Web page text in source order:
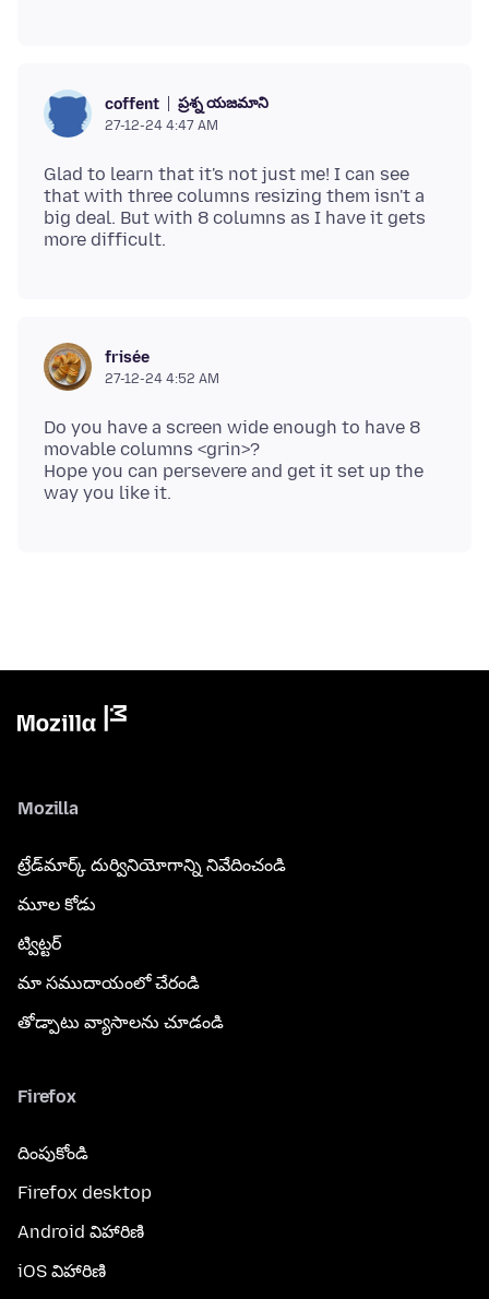
coffent ప్రశ్న యజమాని
27-12-24 4:47 AM
Glad to learn that it's not just me! I can see
that with three columns resizing them isn't a
big deal. But with 8 columns as I have it gets
frisée
27-12-24 4:52 AM
Do you have a screen wide enough to have 8
movable columns <grin>?
Hope you can persevere and get it set up the
Mozilla
ట్రేడ్‌మార్క్ దుర్వినియోగాన్ని నివేదించండి
మూల కోడు
ట్విట్టర్
మా సముదాయంలో చేరండి
తోడ్పాటు వ్యాసాలను చూడండి
Firefox
దింపుకోండి
Firefox desktop
Android విహారిణి
iOS విహారిణి